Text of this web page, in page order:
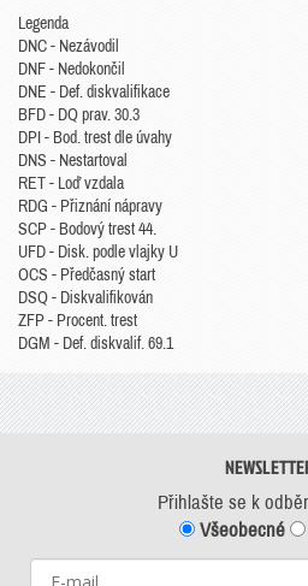
Legenda
DNC - Nezávodil
DNF - Nedokončil
DNE - Def. diskvalifikace
BFD - DQ prav. 30.3
DPI - Bod. trest dle úvahy
DNS - Nestartoval
RET - Loď vzdala
RDG - Přiznání nápravy
SCP - Bodový trest 44.
UFD - Disk. podle vlajky U
OCS - Předčasný start
DSQ - Diskvalifikován
ZFP - Procent. trest
DGM - Def. diskvalif. 69.1
Přihlašte se k
Všeobecné